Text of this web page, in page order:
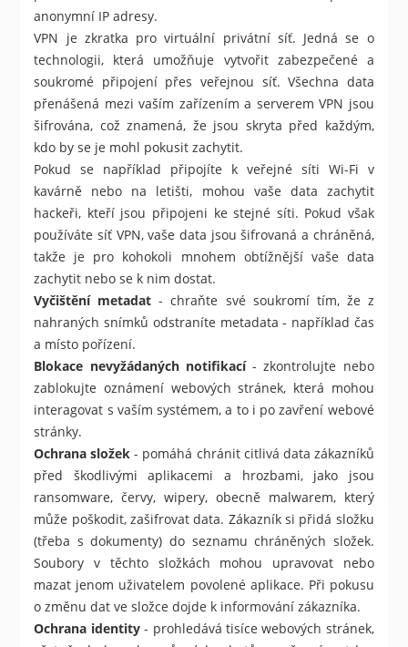
anonymní IP adresy.
VPN je zkratka pro virtuální privátní síť. Jedná se o
technologii, která umožňuje vytvořit zabezpečené a
soukromé připojení přes veřejnou síť. Všechna data
přenášená mezi vaším zařízením a serverem VPN jsou
šifrována, což znamená, že jsou skryta před každým,
kdo by se je mohl pokusit zachytit.
Pokud se například připojíte k veřejné síti Wi-Fi v
kavárně nebo na letišti, mohou vaše data zachytit
hackeři, kteří jsou připojeni ke stejné síti. Pokud však
používáte síť VPN, vaše data jsou šifrovaná a chráněná,
takže je pro kohokoli mnohem obtížnější vaše data
zachytit nebo se k nim dostat.
Vyčištění metadat - chraňte své soukromí tím, že z
nahraných snímků odstraníte metadata - například čas
a místo pořízení.
Blokace nevyžádaných notifikací- zkontrolujte nebo
zablokujte oznámení webových stránek, která mohou
interagovat s vaším systémem, a to i po zavření webové
stránky.
Ochrana složek - pomáhá chránit citlivá data zákazníků
před škodlivými aplikacemi a hrozbami, jako jsou
ransomware, červy, wipery, obecně malwarem, který
může poškodit, zašifrovat data. Zákazník si přidá složku
(třeba s dokumenty) do seznamu chráněných složek.
Soubory v těchto složkách mohou upravovat nebo
mazat jenom uživatelem povolené aplikace. Při pokusu
o změnu dat ve složce dojde k informování zákazníka.
Ochrana identity- prohledává tisíce webových stránek,